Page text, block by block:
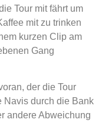
Tour mit fährt um
mit zu trinken
kurzen Clip am
Gang
der die Tour
Navis durch die Bank
andere Abweichung